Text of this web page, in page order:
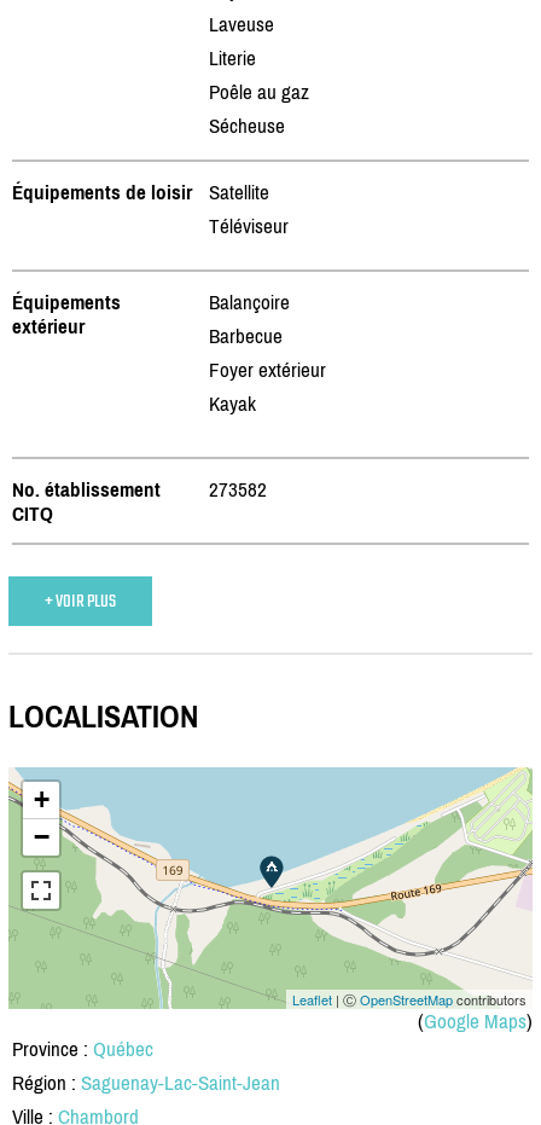
Laveuse
Literie
Poêle au gaz
Sécheuse
Équipements de loisir
Satellite
Téléviseur
Équipements
extérieur
Balançoire
Barbecue
Foyer extérieur
Kayak
No. établissement
CITQ
273582
+ VOIR PLUS
LOCALISATION
+
−
Leaflet | ⒸOpenStreetMapcontributors
(Google Maps)
Province : Québec
Région : Saguenay-Lac-Saint-Jean
Ville : Chambord